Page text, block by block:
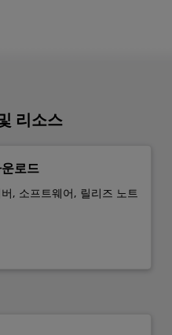
리소스
로드
, 소프트웨어, 릴리즈 노트